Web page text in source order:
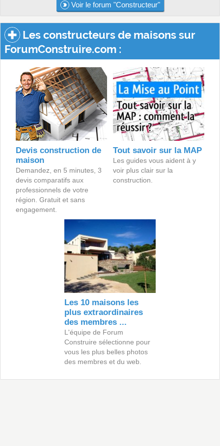
Voir le forum "Constructeur"
Les constructeurs de maisons sur
ForumConstruire.com :
Devis construction de
maison
Demandez, en 5 minutes, 3
devis comparatifs aux
professionnels de votre
région. Gratuit et sans
engagement.
Tout savoir sur la MAP
Les guides vous aident à y
voir plus clair sur la
construction.
Les 10 maisons les
plus extraordinaires
des membres ...
L'équipe de Forum
Construire sélectionne pour
vous les plus belles photos
des membres et du web.